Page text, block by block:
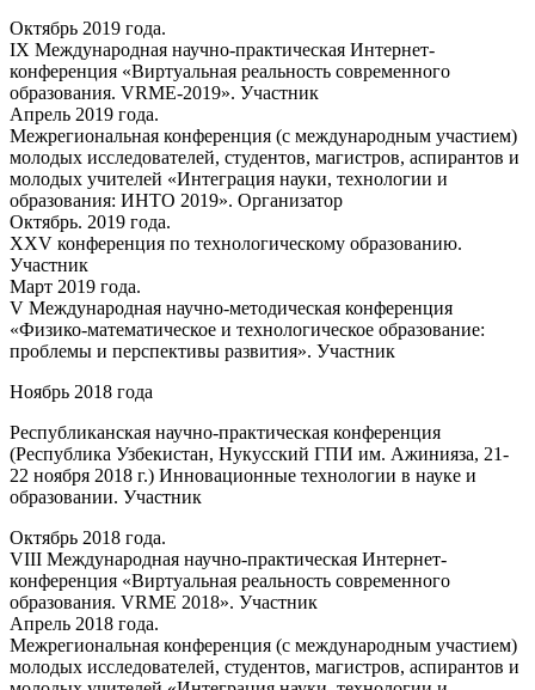
Октябрь 2019 года.
IX Международная научно-практическая Интернет-
конференция «Виртуальная реальность современного
образования. VRME-2019». Участник
Апрель 2019 года.
Межрегиональная конференция (с международным участием)
молодых исследователей, студентов, магистров, аспирантов и
молодых учителей «Интеграция науки, технологии и
образования: ИНТО 2019». Организатор
Октябрь. 2019 года.
XXV конференция по технологическому образованию.
Участник
Март 2019 года.
V Международная научно-методическая конференция
«Физико-математическое и технологическое образование:
проблемы и перспективы развития». Участник
Ноябрь 2018 года
Республиканская научно-практическая конференция
(Республика Узбекистан, Нукусский ГПИ им. Ажинияза, 21-
22 ноября 2018 г.) Инновационные технологии в науке и
образовании. Участник
Октябрь 2018 года.
VIII Международная научно-практическая Интернет-
конференция «Виртуальная реальность современного
образования. VRME 2018». Участник
Апрель 2018 года.
Межрегиональная конференция (с международным участием)
молодых исследователей, студентов, магистров, аспирантов и